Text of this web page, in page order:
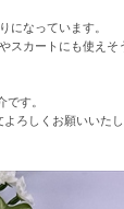
になっています。
スカートにも使えそ
す。
ろしくお願いいたし